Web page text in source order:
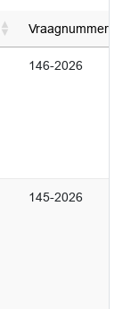
Vraagnummer
146-2026
145-2026